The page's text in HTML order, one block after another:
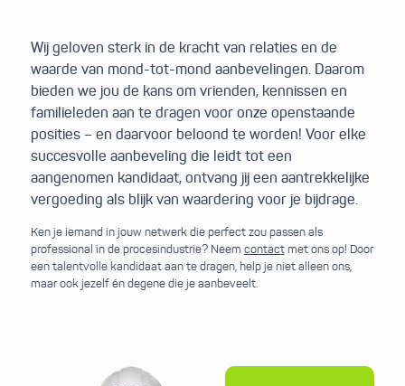
Wij geloven sterk in de kracht van relaties en de
waarde van mond-tot-mond aanbevelingen. Daarom
bieden we jou de kans om vrienden, kennissen en
familieleden aan te dragen voor onze openstaande
posities – en daarvoor beloond te worden! Voor elke
succesvolle aanbeveling die leidt tot een
aangenomen kandidaat, ontvang jij een aantrekkelijke
vergoeding als blijk van waardering voor je bijdrage.
Ken je iemand in jouw netwerk die perfect zou passen als
professional in de procesindustrie? Neem contactmet ons op! Door
een talentvolle kandidaat aan te dragen, help je niet alleen ons,
maar ook jezelf én degene die je aanbeveelt.